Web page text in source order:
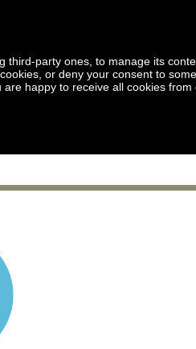
third-party ones, to manage its
or deny your consent to
happy to receive all cookies from